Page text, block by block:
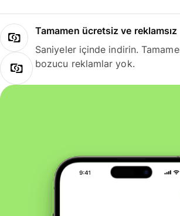
Tamamen ücretsiz ve reklamsız
Saniyeler içinde indirin.
bozucu reklamlar yok.